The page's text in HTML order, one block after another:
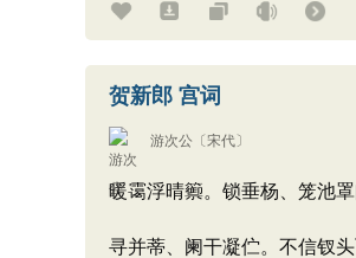
贺新郎 宫词
游次公 〔宋代〕
暖霭浮晴籞。锁垂杨、笼池
寻并蒂、阑干凝伫。不信钗